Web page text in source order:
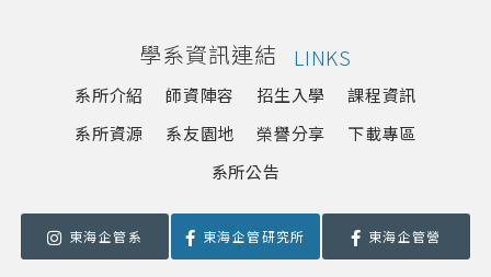
學系資訊連結 LINKS
系所介紹 師資陣容 招生入學
課程資訊
系所資源
系友園地 榮譽分享
下載專區
系所公告
東海企管系 東海企管研究所 東海企管營